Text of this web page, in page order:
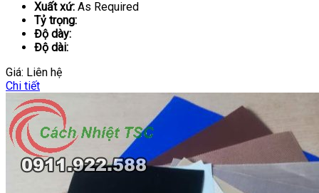
Xuất xứ: As Required
Tỷ trọng:
Độ dày:
Độ dài:
Giá: Liên hệ
Chi tiết